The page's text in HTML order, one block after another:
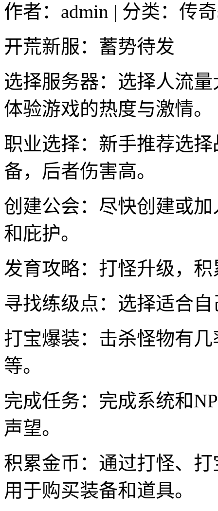
作者：admin | 分类：传
开荒新服：蓄势待发
选择服务器：选择人流
体验游戏的热度与激情。
职业选择：新手推荐选
备，后者伤害高。
创建公会：尽快创建或
和庇护。
发育攻略：打怪升级，积
寻找练级点：选择适合
打宝爆装：击杀怪物有
等。
完成任务：完成系统和
声望。
积累金币：通过打怪、
用于购买装备和道具。